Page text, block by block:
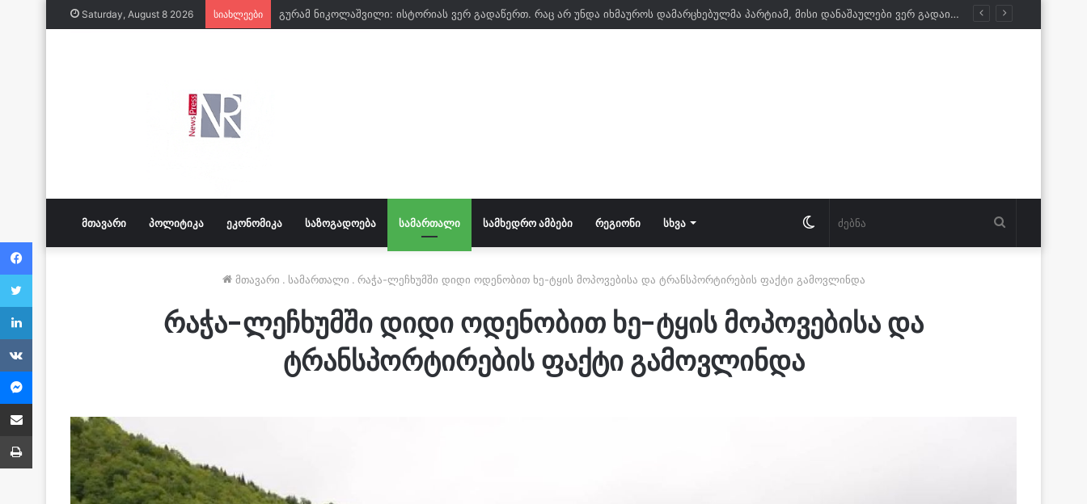
Saturday, August 8 2026 სიახლეები გურამ ნიკოლაშვილი: ისტორიას ვერ გადაწერთ. რაც არ უნდა იხმაუროს დამარცხებულმა პარტიამ, მისი დანაშაულები ვერ გადაიფარება
ᲛᲗᲐᲕᲐᲠᲘ ᲞᲝᲚᲘᲢᲘᲙᲐ ᲔᲙᲝᲜᲝᲛᲘᲙᲐ ᲡᲐᲖᲝᲒᲐᲓᲝᲔᲑᲐ ᲡᲐᲛᲐᲠᲗᲐᲚᲘ ᲡᲐᲛᲮᲔᲓᲠᲝ ᲐᲛᲑᲔᲑᲘ ᲠᲔᲒᲘᲝᲜᲘ ᲡᲮᲕᲐ Switch
მთავარი . სამართალი . რაჭა-ლეჩხუმში დიდი ოდენობით ხე-ტყის მოპოვებისა და ტრანსპორტირების ფაქტი გამოვლინდა
რაჭა-ლეჩხუმში დიდი ოდენობით ხე-ტყის მოპოვებისა და
ტრანსპორტირების ფაქტი გამოვლინდა
Facebook
Twitter
LinkedIn
VKontakte
Messenger
Share via Email